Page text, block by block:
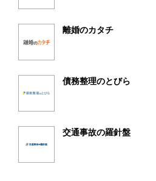
離婚のカタチ
債務整理のとびら
交通事故の羅針盤